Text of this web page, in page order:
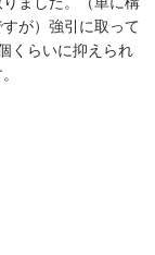
が）強引に取って
くらいに抑えられ